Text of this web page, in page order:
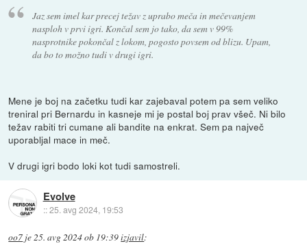
Jaz sem imel kar precej težav z uprabo meča in mečevanjem
nasploh v prvi igri. Končal sem jo tako, da sem v 99%
nasprotnike pokončal z lokom, pogosto povsem od blizu. Upam,
da bo to možno tudi v drugi igri.
Mene je boj na začetku tudi kar zajebaval potem pa sem veliko
treniral pri Bernardu in kasneje mi je postal boj prav všeč. Ni bilo
težav rabiti tri cumane ali bandite na enkrat. Sem pa največ
uporabljal mace in meč.
V drugi igri bodo loki kot tudi samostreli.
Evolve
::25. avg 2024, 19:53
oo7 je 25. avg 2024 ob 19:39izjavil: